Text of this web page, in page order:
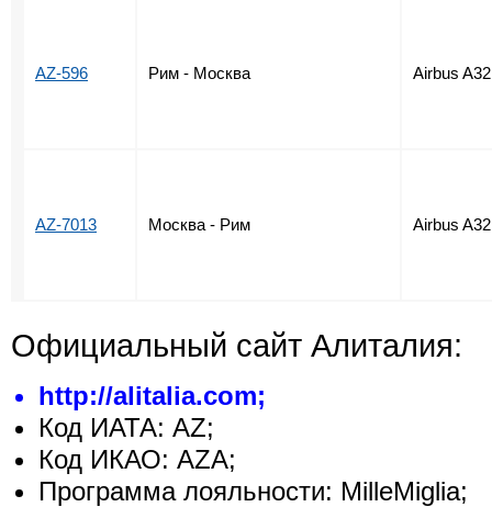
AZ-596 Рим - Москва Airbus
AZ-7013 Москва - Рим Airbus
Официальный сайт Алиталия:
http://alitalia.com;
Код ИАТА: AZ;
Код ИКАО: AZA;
Программа лояльности: MilleMiglia;